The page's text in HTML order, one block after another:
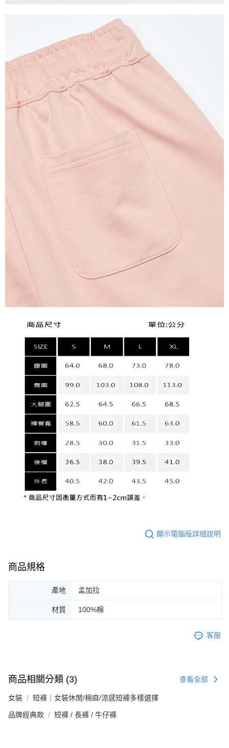
顯示電腦版詳細說明
商品規格
產地 孟加拉
材質 100%棉
客服
商品相關分類 (3) 查看全部
女裝 短褲｜女裝休閒/棉麻/涼感短褲多樣選擇
品牌經典款 短褲 / 長褲 / 牛仔褲